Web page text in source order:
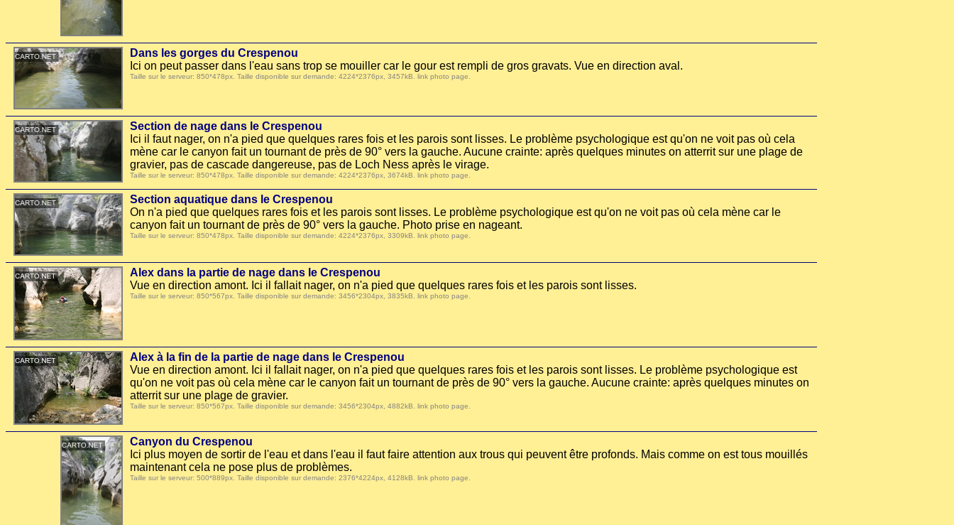
Dans les gorges du Crespenou
Ici on peut passer dans l'eau sans trop se mouiller car le gour est rempli de gros gravats. Vue en direction aval.
Taille sur le serveur: 850*478px. Taille disponible sur demande: 4224*2376px, 3457kB. link photo page
Section de nage dans le Crespenou
Ici il faut nager, on n'a pied que quelques rares fois et les parois sont lisses. Le problème psychologique est qu'on ne voit pas où cela
mène car le canyon fait un tournant de près de 90° vers la gauche. Aucune crainte: après quelques minutes on atterrit sur une plage de
gravier, pas de cascade dangereuse, pas de Loch Ness après le virage.
Taille sur le serveur: 850*478px. Taille disponible sur demande: 4224*2376px, 3674kB. link photo page
Section aquatique dans le Crespenou
On n'a pied que quelques rares fois et les parois sont lisses. Le problème psychologique est qu'on ne voit pas où cela mène car le
canyon fait un tournant de près de 90° vers la gauche. Photo prise en nageant.
Taille sur le serveur: 850*478px. Taille disponible sur demande: 4224*2376px, 3309kB. link photo page
Alex dans la partie de nage dans le Crespenou
Vue en direction amont. Ici il fallait nager, on n'a pied que quelques rares fois et les parois sont lisses.
Taille sur le serveur: 850*567px. Taille disponible sur demande: 3456*2304px, 3835kB. link photo page
Alex à la fin de la partie de nage dans le Crespenou
Vue en direction amont. Ici il fallait nager, on n'a pied que quelques rares fois et les parois sont lisses. Le problème psychologique est
qu'on ne voit pas où cela mène car le canyon fait un tournant de près de 90° vers la gauche. Aucune crainte: après quelques minutes on
atterrit sur une plage de gravier.
Taille sur le serveur: 850*567px. Taille disponible sur demande: 3456*2304px, 4882kB. link photo page
Canyon du Crespenou
Ici plus moyen de sortir de l'eau et dans l'eau il faut faire attention aux trous qui peuvent être profonds. Mais comme on est tous mouillés
maintenant cela ne pose plus de problèmes.
Taille sur le serveur: 500*889px. Taille disponible sur demande: 2376*4224px, 4128kB. link photo page